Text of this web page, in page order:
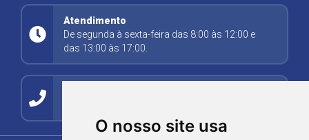
O nosso site usa
Atendimento
De segunda à sexta-feira das 8:00 às 12:00 e
das 13:00 às 17:00.